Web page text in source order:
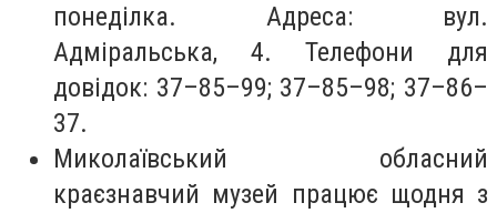
понеділка. Адреса: вул.
Адміральська, 4. Телефони для
довідок: 37–85–99; 37–85–98; 37–86–
37.
Миколаївський обласний
краєзнавчий музей працює щодня з